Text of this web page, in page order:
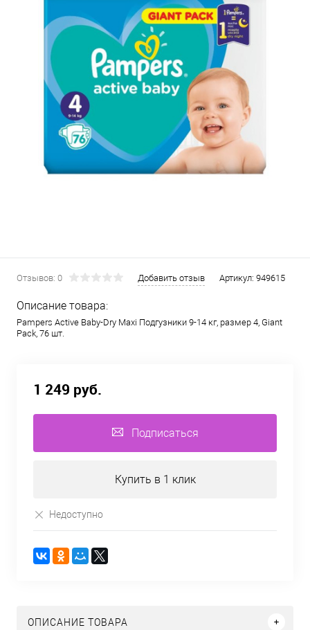
Отзывов: 0 Добавить отзыв Артикул: 949615
Описание товара:
Pampers Active Baby-Dry Maxi Подгузники 9-14 кг, размер 4, Giant
Pack, 76 шт.
1 249 руб.
Подписаться
Купить в 1 клик
Недоступно
ОПИСАНИЕ ТОВАРА